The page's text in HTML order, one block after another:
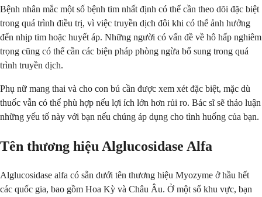
Bệnh nhân mắc một số bệnh tim nhất định có thể cần theo dõi đặc biệt
trong quá trình điều trị, vì việc truyền dịch đôi khi có thể ảnh hưởng
đến nhịp tim hoặc huyết áp. Những người có vấn đề về hô hấp nghiêm
trọng cũng có thể cần các biện pháp phòng ngừa bổ sung trong quá
trình truyền dịch.
Phụ nữ mang thai và cho con bú cần được xem xét đặc biệt, mặc dù
thuốc vẫn có thể phù hợp nếu lợi ích lớn hơn rủi ro. Bác sĩ sẽ thảo luận
những yếu tố này với bạn nếu chúng áp dụng cho tình huống của bạn.
Tên thương hiệu Alglucosidase Alfa
Alglucosidase alfa có sẵn dưới tên thương hiệu Myozyme ở hầu hết
các quốc gia, bao gồm Hoa Kỳ và Châu Âu. Ở một số khu vực, bạn